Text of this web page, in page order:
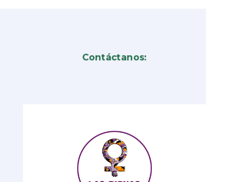
Contáctanos: